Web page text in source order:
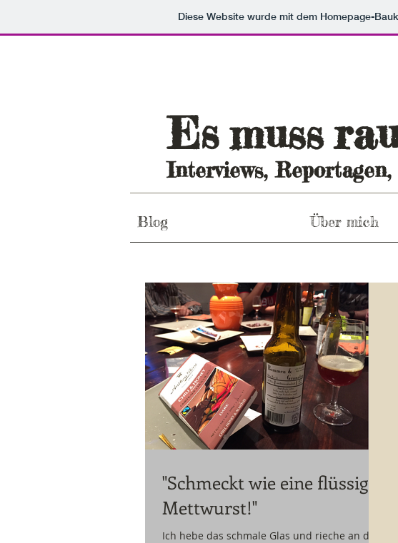
Diese Website wurde mit dem Homepage-
Es muss
Interviews,
Blog Über mich
"Schmeckt wie eine flüssige
Mettwurst!"
Ich hebe das schmale Glas und rieche an dem